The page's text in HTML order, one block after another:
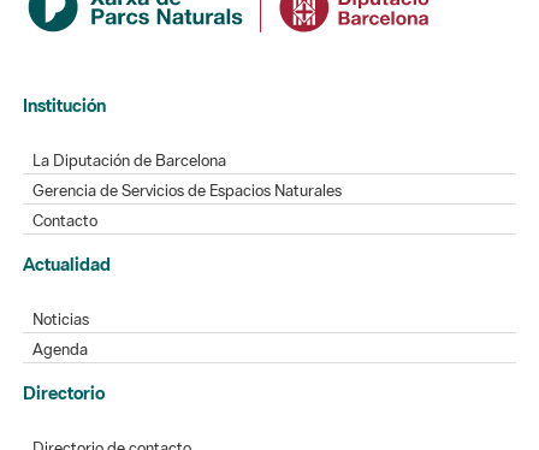
Institución
La Diputación de Barcelona
Gerencia de Servicios de Espacios Naturales
Contacto
Actualidad
Noticias
Agenda
Directorio